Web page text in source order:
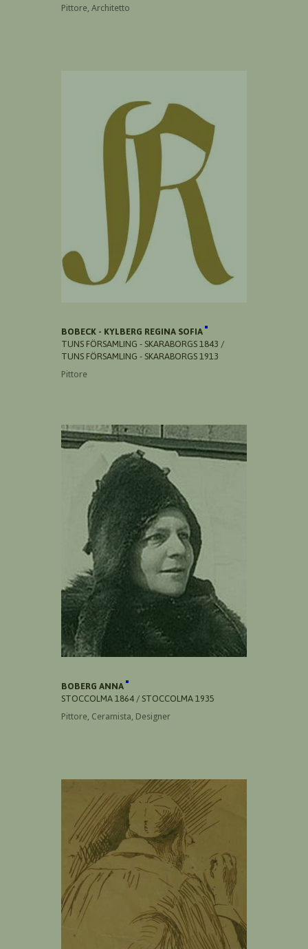
Pittore, Architetto
BOBECK - KYLBERG REGINA SOFIA
TUNS FÖRSAMLING - SKARABORGS 1843 /
TUNS FÖRSAMLING - SKARABORGS 1913
Pittore
BOBERG ANNA
STOCCOLMA 1864 / STOCCOLMA 1935
Pittore, Ceramista, Designer